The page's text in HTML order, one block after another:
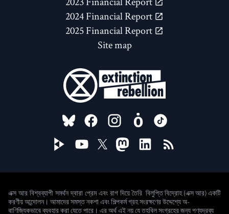
2024 Financial Report
2025 Financial Report
Site map
FOLLOW US ON
এক্স আর বিশ্বব্যাপী সমর্থন দ্বারা প্রেম এবং রাগ দিয়ে তৈরি বিলুপ্তি বিদ্রোহ (এক্স আর) একটি
করণীয় আন্দোলন। আমাদের সমস্ত নকশা এবং শিল্পকর্ম গ্রহ সংরক্ষণের উদ্দেশ্যে অ-
বাণিজ্যিকভাবে ব্যবহার করা যেতে পারে। এর অর্থ এই নয় যে তহবিল সংগ্রহের জন্য পণ্যদ্রব্য